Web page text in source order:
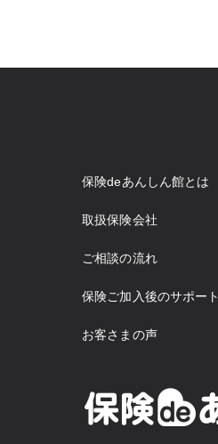
保険deあんしん館とは
取扱保険会社
ご相談の流れ
保険ご加入後のサポート
お客さまの声